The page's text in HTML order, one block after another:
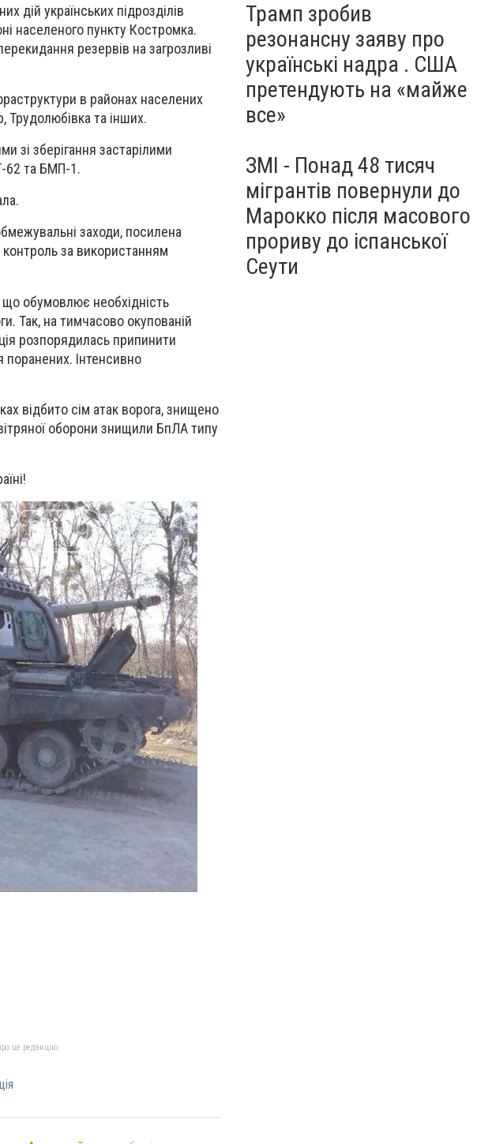
дій українських підрозділів
населеного пункту Костромка.
резервів на загрозливі
в районах населених
Трудолюбівка та інших.
зі зберігання застарілими
62 та БМП-1.
заходи, посилена
за використанням
обумовлює необхідність
Так, на тимчасово окупованій
розпорядилась припинити
поранених. Інтенсивно
відбито сім атак ворога, знищено
оборони знищили БпЛА типу
це редакцію
Трамп зробив
резонансну заяву про
українські надра . США
претендують на «майже
все»
ЗМІ - Понад 48 тисяч
мігрантів повернули до
Марокко після масового
прориву до іспанської
Сеути